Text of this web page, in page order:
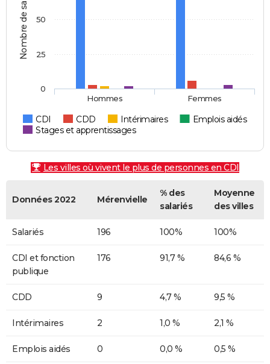
Nombre de salariés
CDI CDD Intérimaires
Emplois aidés
Stages et apprentissages
Hommes Femmes
0
25
50
Les villes où vivent le plus de personnes en CDI
Données 2022 Mérenvielle
% des
salariés
Moyenne
des villes
Salariés 196 100% 100%
CDI et fonction
publique
176 91,7 % 84,6 %
CDD 9 4,7 % 9,5 %
Intérimaires 2 1,0 % 2,1 %
Emplois aidés 0 0,0 % 0,5 %